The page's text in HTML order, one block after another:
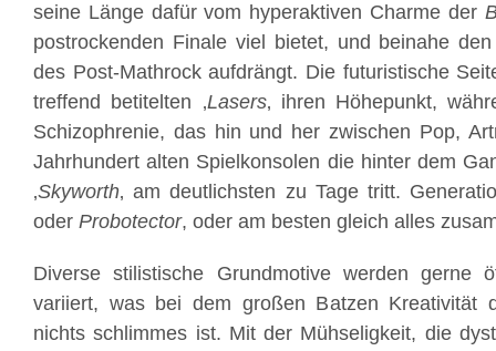
seine Länge dafür vom hyperaktiven Charme der
postrockenden Finale viel bietet, und beinahe
des Post-Mathrock aufdrängt. Die futuristische
treffend betitelten ‚Lasers‚ ihren Höhepunkt,
Schizophrenie, das hin und her zwischen Pop,
Jahrhundert alten Spielkonsolen die hinter dem
‚Skyworth‚ am deutlichsten zu Tage tritt.
oder Probotector, oder am besten gleich alles
Diverse stilistische Grundmotive werden gerne
variiert, was bei dem großen Batzen Kreativität
nichts schlimmes ist. Mit der Mühseligkeit, die